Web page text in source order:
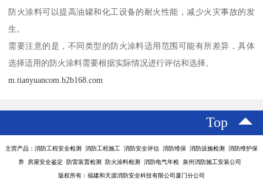
防火涂料可以提高油罐和化工设备的耐火性能，减少火灾事故的发
生。
需要注意的是，不同类型的防火涂料适用范围可能有所差异，具体
选择适用的防火涂料需要根据实际情况进行评估和选择。
m.tianyuancom.b2b168.com
Top
主营产品：消防工程安全检测 消防工程施工 消防安全评估 消防维保 消防设施检测 消防维护保
养 房屋安全鉴定 防雷装置检测 防火涂料检测 消防电气年检 泉州消防施工安装公司
版权所有：福建和天源消防安全科技有限公司厦门分公司